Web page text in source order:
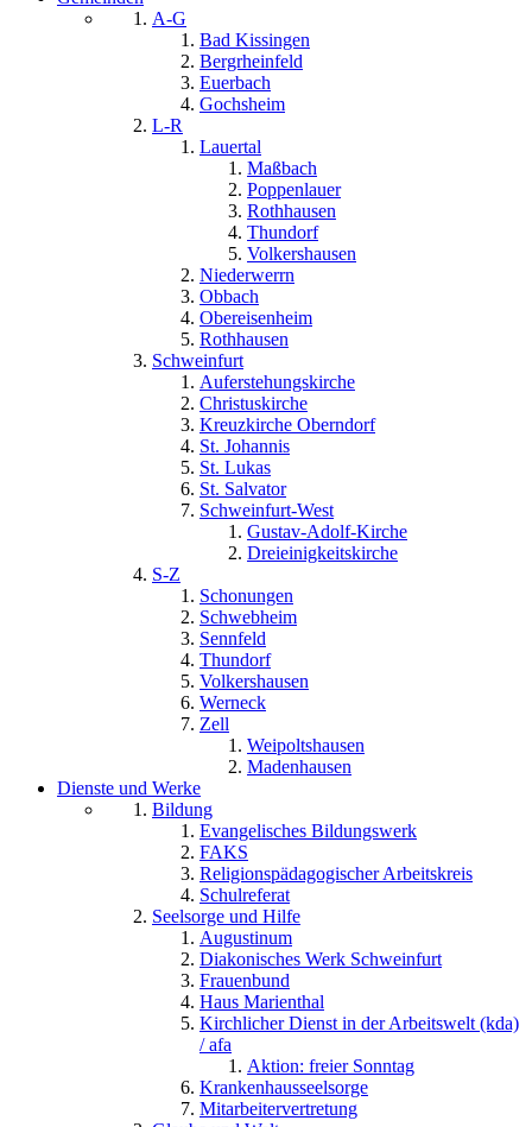
A-G
Bad Kissingen
Bergrheinfeld
Euerbach
Gochsheim
L-R
Lauertal
Maßbach
Poppenlauer
Rothhausen
Thundorf
Volkershausen
Niederwerrn
Obbach
Obereisenheim
Rothhausen
Schweinfurt
Auferstehungskirche
Christuskirche
Kreuzkirche Oberndorf
St. Johannis
St. Lukas
St. Salvator
Schweinfurt-West
Gustav-Adolf-Kirche
Dreieinigkeitskirche
S-Z
Schonungen
Schwebheim
Sennfeld
Thundorf
Volkershausen
Werneck
Zell
Weipoltshausen
Madenhausen
Dienste und Werke
Bildung
Evangelisches Bildungswerk
FAKS
Religionspädagogischer Arbeitskreis
Schulreferat
Seelsorge und Hilfe
Augustinum
Diakonisches Werk Schweinfurt
Frauenbund
Haus Marienthal
Kirchlicher Dienst in der Arbeitswelt (kda)
/ afa
Aktion: freier Sonntag
Krankenhausseelsorge
Mitarbeitervertretung